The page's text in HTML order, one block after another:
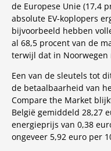
de Europese Unie (17,4
absolute EV-koplopers
bijvoorbeeld hebben
al 68,5 procent van de
terwijl dat in Noorwegen
Een van de sleutels tot
de betaalbaarheid van
Compare the Market
België gemiddeld 28,27
energieprijs van 0,38
ongeveer 5,92 euro per